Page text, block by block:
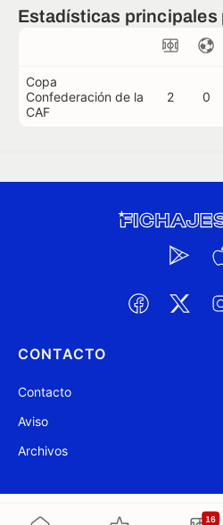
16
Estadísticas principales
Copa
Confederación de la
CAF
2 0
CONTACTO
Contacto
Aviso
Archivos